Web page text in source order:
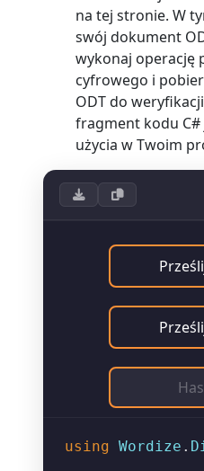
na tej stronie. W
swój dokument
wykonaj operację
cyfrowego i
ODT do
fragment kodu
użycia w Twoim
using Wordize .